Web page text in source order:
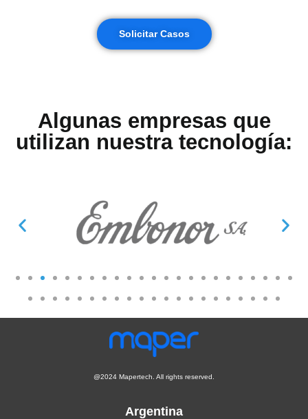
Solicitar Casos
Algunas empresas que
utilizan nuestra tecnología:
@2024 Mapertech. All rights reserved.
Argentina